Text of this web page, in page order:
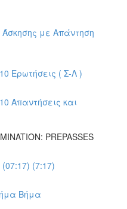
με Απάντηση
Ερωτήσεις ( Σ-Λ )
Απαντήσεις και
PREPASSES
(7:17)
Βήμα